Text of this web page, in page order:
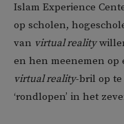
Islam Experience
op scholen,
van virtual reality
en hen meenemen op
virtual reality-bril op
‘rondlopen’ in het